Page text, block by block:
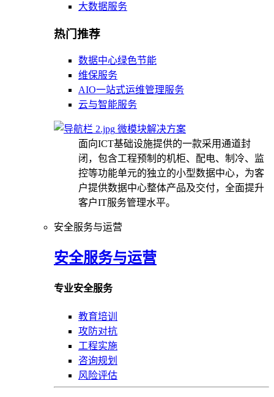
大数据服务
热门推荐
数据中心绿色节能
维保服务
AIO一站式运维管理服务
云与智能服务
微模块解决方案
面向ICT基础设施提供的一款采用通道封
闭，包含工程预制的机柜、配电、制冷、监
控等功能单元的独立的小型数据中心，为客
户提供数据中心整体产品及交付，全面提升
客户IT服务管理水平。
安全服务与运营
安全服务与运营
专业安全服务
教育培训
攻防对抗
工程实施
咨询规划
风险评估